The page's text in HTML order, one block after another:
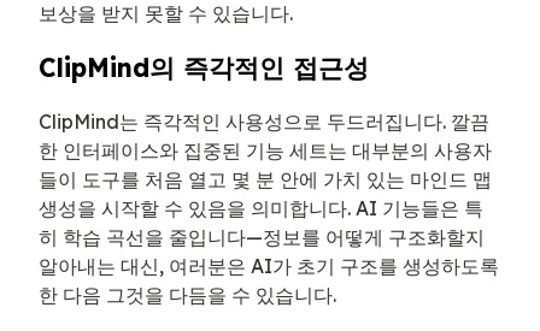
보상을 받지 못할 수 있습니다.
ClipMind의 즉각적인 접근성
ClipMind는 즉각적인 사용성으로 두드러집니다. 깔끔
한 인터페이스와 집중된 기능 세트는 대부분의 사용자
들이 도구를 처음 열고 몇 분 안에 가치 있는 마인드 맵
생성을 시작할 수 있음을 의미합니다. AI 기능들은 특
히 학습 곡선을 줄입니다—정보를 어떻게 구조화할지
알아내는 대신, 여러분은 AI가 초기 구조를 생성하도록
한 다음 그것을 다듬을 수 있습니다.